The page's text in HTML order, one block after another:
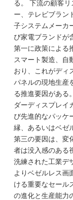
る。 下流の顧客
ー、テレビブラン
子システムメーカ
び家電ブランドが
第一に政策による
スマート製造、自
おり、これがディ
パネルの現地生産
る推進要因がある
ダーディスプレイ
び先進的なパッケ
縁、あるいはベゼ
第三の要因は、変
者は没入感のある
洗練された工業デ
よりベゼルレス画
ける重要なセール
の進化と生産能力